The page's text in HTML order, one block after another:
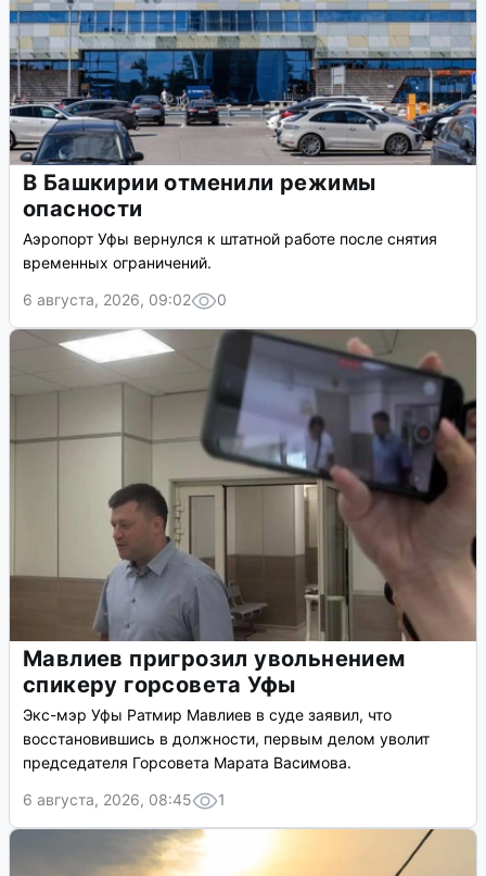
В Башкирии отменили режимы
опасности
Аэропорт Уфы вернулся к штатной работе после снятия
временных ограничений.
6 августа, 2026, 09:02
0
Мавлиев пригрозил увольнением
спикеру горсовета Уфы
Экс-мэр Уфы Ратмир Мавлиев в суде заявил, что
восстановившись в должности, первым делом уволит
председателя Горсовета Марата Васимова.
6 августа, 2026, 08:45
1